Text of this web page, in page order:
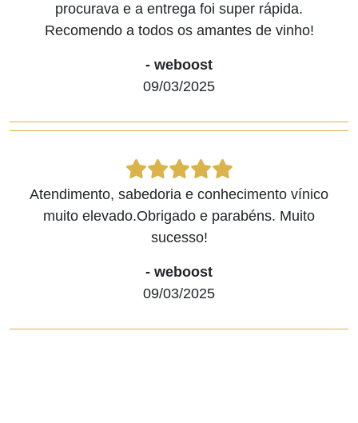
procurava e a entrega foi super rápida.
Recomendo a todos os amantes de vinho!
- weboost
09/03/2025
Atendimento, sabedoria e conhecimento vínico
muito elevado.Obrigado e parabéns. Muito
sucesso!
- weboost
09/03/2025